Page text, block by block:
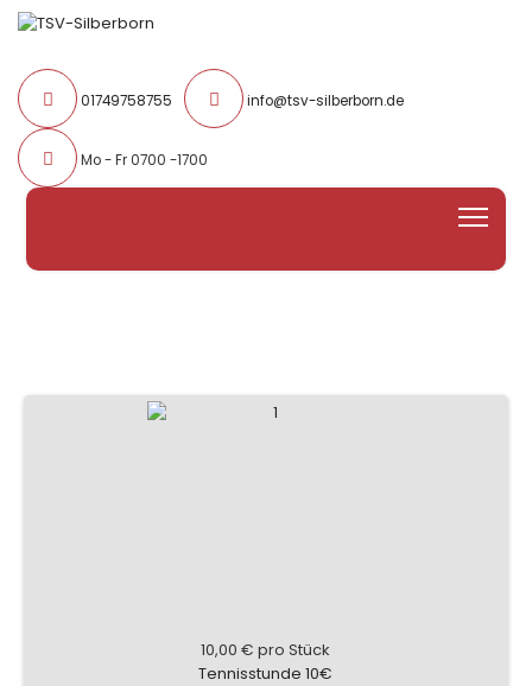
01749758755 info@tsv-silberborn.de
Mo - Fr 0700 -1700
10,00 € pro Stück
Tennisstunde 10€